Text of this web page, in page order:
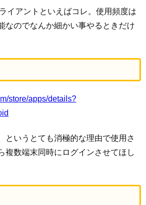
イアントといえばコレ。使用頻度は
なのでなんか細かい事やるときだけ
store/apps/details?
というとても消極的な理由で使用さ
複数端末同時にログインさせてほし